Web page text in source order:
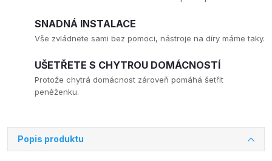
SNADNÁ INSTALACE
Vše zvládnete sami bez pomoci, nástroje na díry máme taky.
UŠETŘETE S CHYTROU DOMÁCNOSTÍ
Protože chytrá domácnost zároveň pomáhá šetřit
peněženku.
Popis produktu